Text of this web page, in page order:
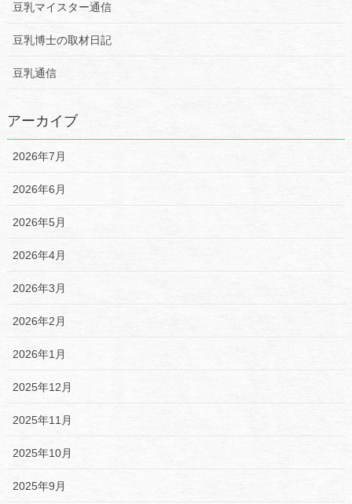
豆乳マイスター通信
豆乳博士の取材日記
豆乳通信
アーカイブ
2026年7月
2026年6月
2026年5月
2026年4月
2026年3月
2026年2月
2026年1月
2025年12月
2025年11月
2025年10月
2025年9月